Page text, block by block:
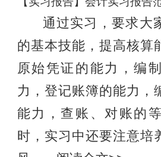
通过实习，要求大
的基本技能，提高核算
原始凭证的能力，编
力，登记账簿的能力，
能力，查账、对账的
时，实习中还要注意培